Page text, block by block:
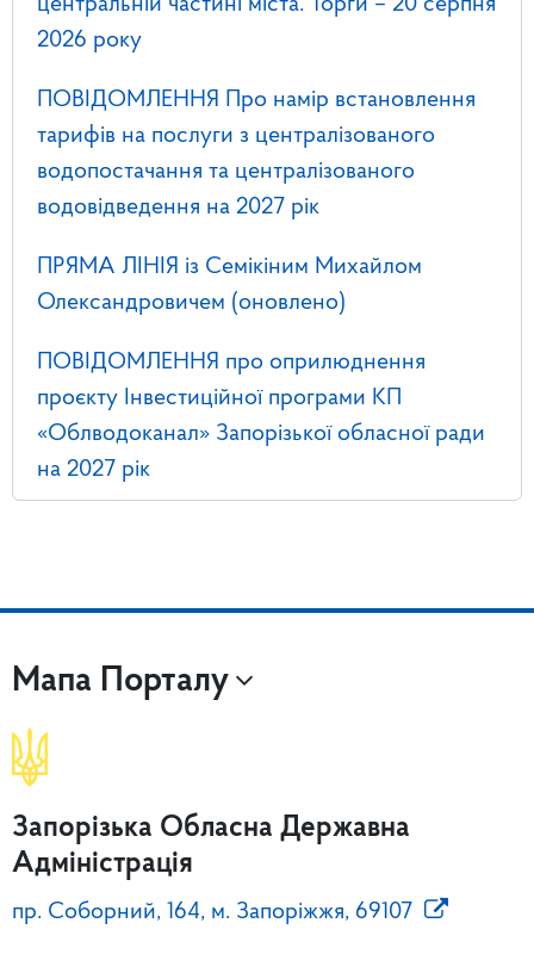
центральній частині міста. Торги – 20 серпня
2026 року
ПОВІДОМЛЕННЯ Про намір встановлення
тарифів на послуги з централізованого
водопостачання та централізованого
водовідведення на 2027 рік
ПРЯМА ЛІНІЯ із Семікіним Михайлом
Олександровичем (оновлено)
ПОВІДОМЛЕННЯ про оприлюднення
проєкту Інвестиційної програми КП
«Облводоканал» Запорізької обласної ради
на 2027 рік
Мапа Порталу
Запорізька Обласна Державна
Адміністрація
пр. Соборний, 164, м. Запоріжжя, 69107